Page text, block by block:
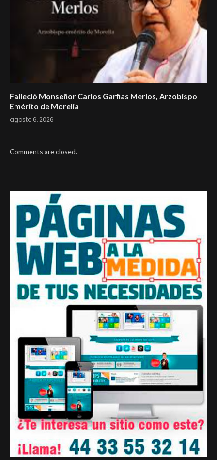
Falleció Monseñor Carlos Garfias Merlos, Arzobispo
Emérito de Morelia
agosto 6, 2026
Comments are closed.